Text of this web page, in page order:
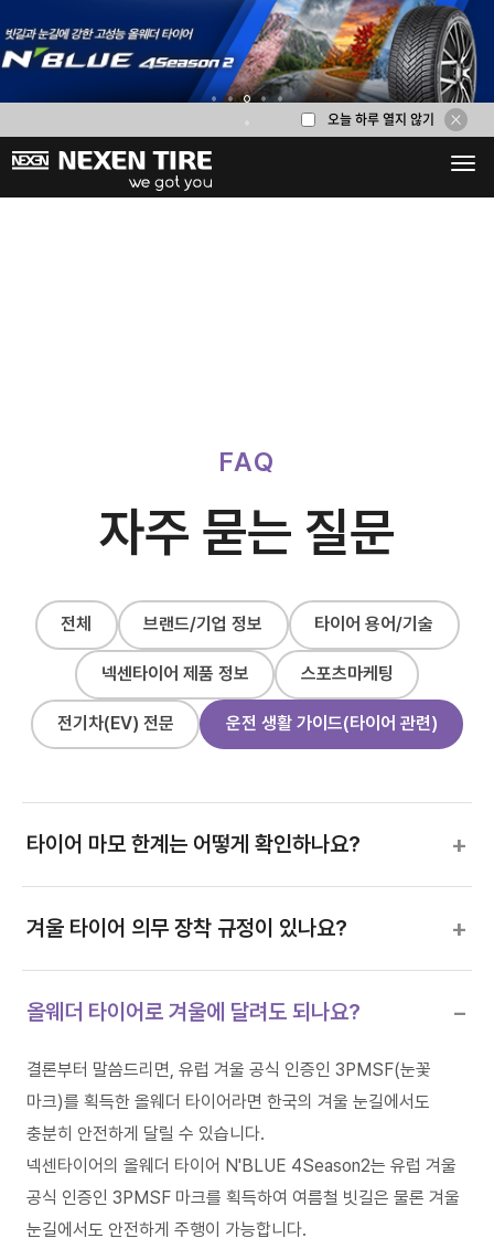
5
오늘 하루 열지 않기
FAQ
자주 묻는 질문
전체 브랜드/기업 정보 타이어 용어/기술
넥센타이어 제품 정보 스포츠마케팅
전기차(EV) 전문 운전 생활 가이드(타이어 관련)
타이어 마모 한계는 어떻게 확인하나요? +
겨울 타이어 의무 장착 규정이 있나요? +
올웨더 타이어로 겨울에 달려도 되나요? −
결론부터 말씀드리면, 유럽 겨울 공식 인증인 3PMSF(눈꽃
마크)를 획득한 올웨더 타이어라면 한국의 겨울 눈길에서도
충분히 안전하게 달릴 수 있습니다.
넥센타이어의 올웨더 타이어 N'BLUE 4Season2는 유럽 겨울
공식 인증인 3PMSF 마크를 획득하여 여름철 빗길은 물론 겨울
눈길에서도 안전하게 주행이 가능합니다.